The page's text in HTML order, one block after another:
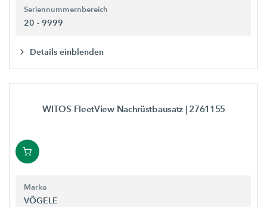
Seriennummernbereich
20 - 9999
Details einblenden
WITOS FleetView Nachrüstbausatz | 2761155
Marke
VÖGELE